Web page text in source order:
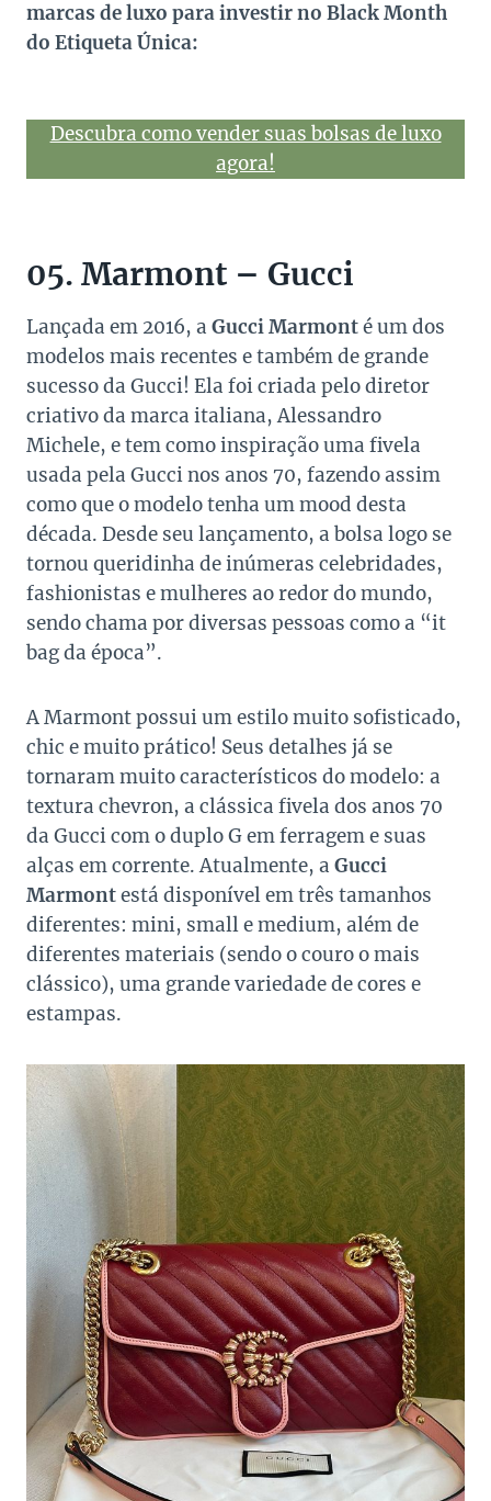
marcas de luxo para investir no Black Month
do Etiqueta Única:
Descubra como vender suas bolsas de luxo
agora!
05. Marmont – Gucci
Lançada em 2016, a Gucci Marmonté um dos
modelos mais recentes e também de grande
sucesso da Gucci! Ela foi criada pelo diretor
criativo da marca italiana, Alessandro
Michele, e tem como inspiração uma fivela
usada pela Gucci nos anos 70, fazendo assim
como que o modelo tenha um mood desta
década. Desde seu lançamento, a bolsa logo se
tornou queridinha de inúmeras celebridades,
fashionistas e mulheres ao redor do mundo,
sendo chama por diversas pessoas como a “it
bag da época”.
A Marmont possui um estilo muito sofisticado,
chic e muito prático! Seus detalhes já se
tornaram muito característicos do modelo: a
textura chevron, a clássica fivela dos anos 70
da Gucci com o duplo G em ferragem e suas
alças em corrente. Atualmente, a Gucci
Marmontestá disponível em três tamanhos
diferentes: mini, small e medium, além de
diferentes materiais (sendo o couro o mais
clássico), uma grande variedade de cores e
estampas.